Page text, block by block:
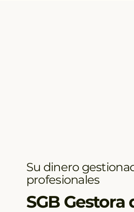
Su dinero
profesionales
SGB Gestora